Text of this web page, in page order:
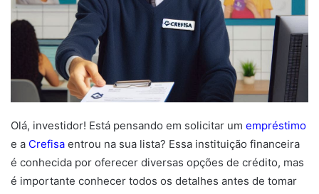
Olá, investidor! Está pensando em solicitar um empréstimo
e a Crefisa entrou na sua lista? Essa instituição financeira
é conhecida por oferecer diversas opções de crédito, mas
é importante conhecer todos os detalhes antes de tomar